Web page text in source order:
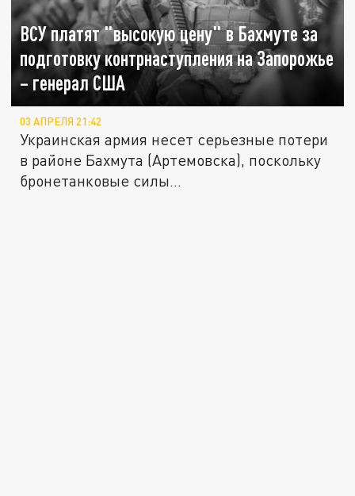
ВСУ платят "высокую цену" в Бахмуте за
подготовку контрнаступления на Запорожье
– генерал США
03 АПРЕЛЯ 21:42
Украинская армия несет серьезные потери
в районе Бахмута (Артемовска), поскольку
бронетанковые силы...